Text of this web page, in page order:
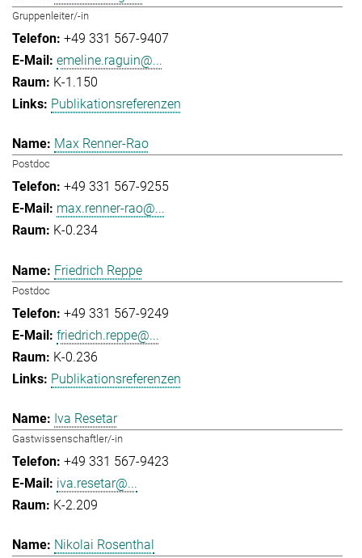
Gruppenleiter/-in
+49 331 567-9407
emeline.raguin@...
K-1.150
Publikationsreferenzen
Max Renner-Rao
Postdoc
+49 331 567-9255
max.renner-rao@...
K-0.234
Friedrich Reppe
Postdoc
+49 331 567-9249
friedrich.reppe@...
K-0.236
Publikationsreferenzen
Iva Resetar
Gastwissenschaftler/-in
+49 331 567-9423
iva.resetar@...
K-2.209
Nikolai Rosenthal